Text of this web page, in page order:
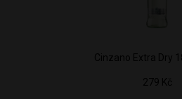
Cinzano Extra Dry
279 Kč